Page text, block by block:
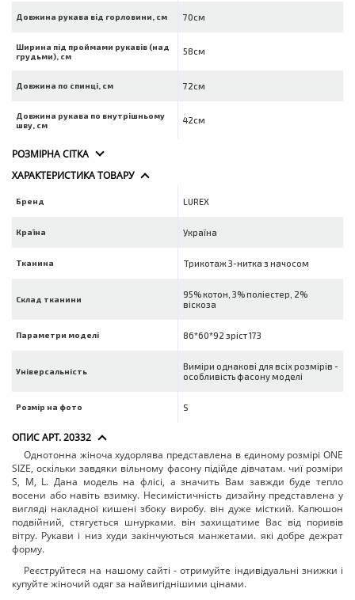
Довжина рукава від горловини, см 70см
Ширина під проймами рукавів (над
грудьми), см
58см
Довжина по спинці, см 72см
Довжина рукава по внутрішньому
шву, см
42см
РОЗМІРНА СІТКА
ХАРАКТЕРИСТИКА ТОВАРУ
Бренд LUREX
Країна Україна
Тканина Трикотаж 3-нитка з начосом
Склад тканини
95% котон, 3% поліестер, 2%
віскоза
Параметри моделі 86*60*92 зріст 173
Універсальність
Виміри однакові для всіх розмірів -
особливість фасону моделі
Розмір на фото S
ОПИС АРТ. 20332
Однотонна жіноча худорлява представлена в єдиному розмірі ONE
SIZE, оскільки завдяки вільному фасону підійде дівчатам. чиї розміри
S, M, L. Дана модель на флісі, а значить Вам завжди буде тепло
восени або навіть взимку. Несимістичність дизайну представлена у
вигляді накладної кишені збоку виробу. він дуже місткий. Капюшон
подвійний, стягується шнурками. він захищатиме Вас від поривів
вітру. Рукави і низ худи закінчуються манжетами. які добре дежрат
форму.
Реєструйтеся на нашому сайті - отримуйте індивідуальні знижки і
купуйте жіночий одягза найвигіднішими цінами.